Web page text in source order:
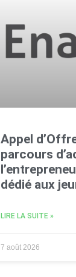
Appel
parcours
dédié aux
LIRE LA SUITE »
7 août 2026